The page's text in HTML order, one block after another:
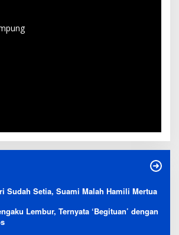
Sudah Setia, Suami Malah Hamili Mertua
Lembur, Ternyata ‘Begituan’ dengan